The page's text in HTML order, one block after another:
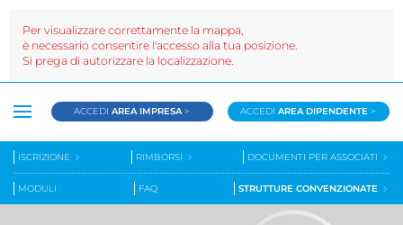
ACCEDIAREA IMPRESA > ACCEDIAREA DIPENDENTE >
ISCRIZIONE RIMBORSI DOCUMENTI PER ASSOCIATI
MODULI FAQ STRUTTURE CONVENZIONATE
Per visualizzare correttamente la mappa,
è necessario consentire l'accesso alla tua posizione.
Si prega di autorizzare la localizzazione.